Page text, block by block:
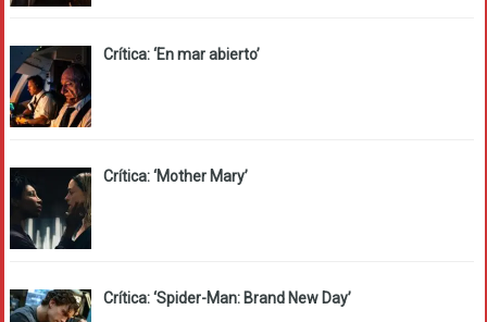
Crítica: ‘En mar abierto’
Crítica: ‘Mother Mary’
Crítica: ‘Spider-Man: Brand New Day’